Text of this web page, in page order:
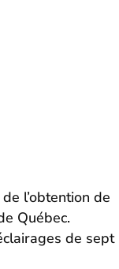
l’obtention de
Québec.
de sept